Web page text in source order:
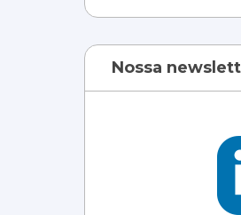
Nossa